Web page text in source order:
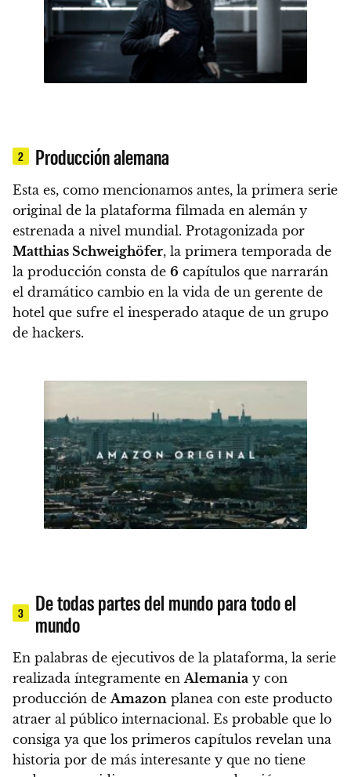
2 Producción alemana
Esta es, como mencionamos antes, la primera serie
original de la plataforma filmada en alemán y
estrenada a nivel mundial. Protagonizada por
Matthias Schweighöfer, la primera temporada de
la producción consta de 6 capítulos que narrarán
el dramático cambio en la vida de un gerente de
hotel que sufre el inesperado ataque de un grupo
de hackers.
3
De todas partes del mundo para todo el
mundo
En palabras de ejecutivos de la plataforma, la serie
realizada íntegramente enAlemania y con
producción deAmazon planea con este producto
atraer al público internacional. Es probable que lo
consiga ya que los primeros capítulos revelan una
historia por de más interesante y que no tiene